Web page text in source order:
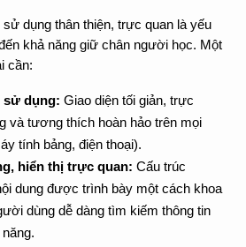
dụng thân thiện, trực quan là yếu
khả năng giữ chân người học. Một
cần:
sử dụng: Giao diện tối giản, trực
và tương thích hoàn hảo trên mọi
tính bảng, điện thoại).
hiển thị trực quan: Cấu trúc
dung được trình bày một cách khoa
dùng dễ dàng tìm kiếm thông tin